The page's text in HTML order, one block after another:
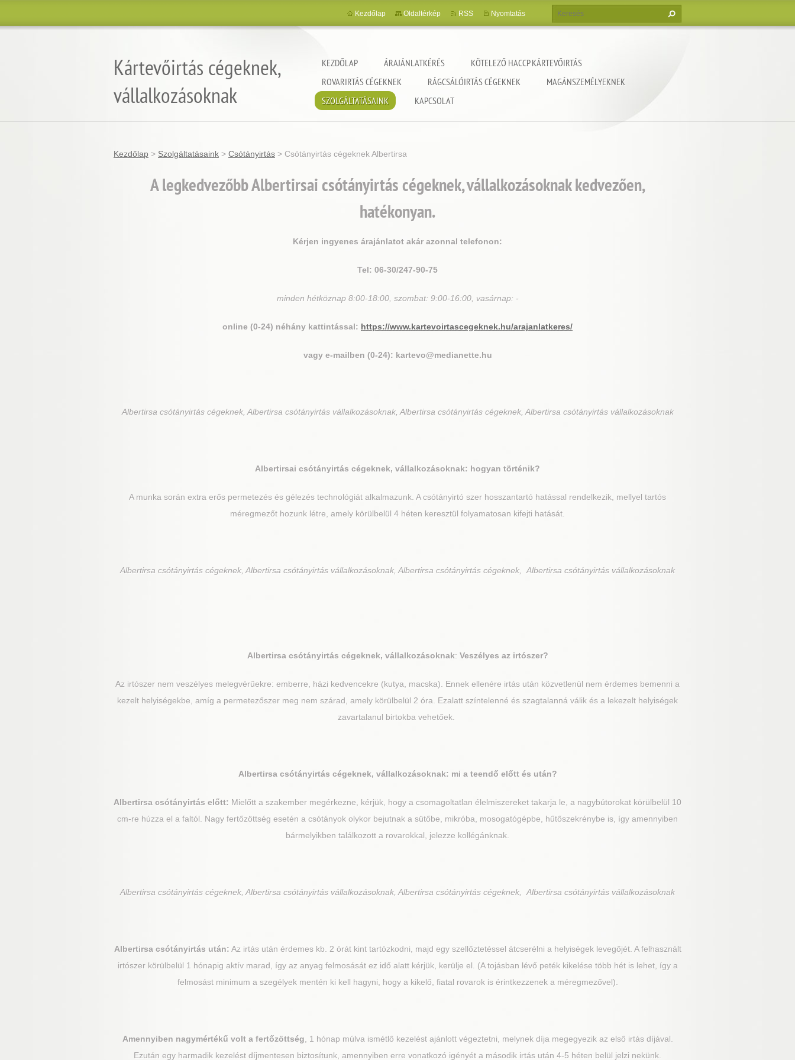
Kártevőirtás cégeknek,
vállalkozásoknak
KEZDŐLAP ÁRAJÁNLATKÉRÉS
KÖTELEZŐ HACCP KÁRTEVŐIRTÁS
ROVARIRTÁS CÉGEKNEK
RÁGCSÁLÓIRTÁS CÉGEKNEK
MAGÁNSZEMÉLYEKNEK
SZOLGÁLTATÁSAINK
KAPCSOLAT
Kezdőlap Oldaltérkép RSS Nyomtatás
Kezdőlap > Szolgáltatásaink > Csótányirtás > Csótányirtás cégeknek Albertirsa
A legkedvezőbb Albertirsai csótányirtás cégeknek, vállalkozásoknak kedvezően,
hatékonyan.
Kérjen ingyenes árajánlatot akár azonnal telefonon:
Tel: 06-30/247-90-75
minden hétköznap 8:00-18:00, szombat: 9:00-16:00, vasárnap: -
online (0-24) néhány kattintással: https://www.kartevoirtascegeknek.hu/arajanlatkeres/
vagy e-mailben (0-24): kartevo@medianette.hu
Albertirsa csótányirtás cégeknek, Albertirsa csótányirtás vállalkozásoknak, Albertirsa csótányirtás cégeknek, Albertirsa csótányirtás vállalkozásoknak
Albertirsai csótányirtás cégeknek, vállalkozásoknak: hogyan történik?
A munka során extra erős permetezés és gélezés technológiát alkalmazunk. A csótányirtó szer hosszantartó hatással rendelkezik, mellyel tartós
méregmezőt hozunk létre, amely körülbelül 4 héten keresztül folyamatosan kifejti hatását.
Albertirsa csótányirtás cégeknek, Albertirsa csótányirtás vállalkozásoknak, Albertirsa csótányirtás cégeknek, Albertirsa csótányirtás vállalkozásoknak
Albertirsacsótányirtás cégeknek, vállalkozásoknak: Veszélyes az irtószer?
Az irtószer nem veszélyes melegvérűekre: emberre, házi kedvencekre (kutya, macska). Ennek ellenére irtás után közvetlenül nem érdemes bemenni a
kezelt helyiségekbe, amíg a permetezőszer meg nem szárad, amely körülbelül 2 óra. Ezalatt színtelenné és szagtalanná válik és a lekezelt helyiségek
zavartalanul birtokba vehetőek.
Albertirsacsótányirtás cégeknek, vállalkozásoknak: mi a teendő előtt és után?
Albertirsa csótányirtás előtt: Mielőtt a szakember megérkezne, kérjük, hogy a csomagoltatlan élelmiszereket takarja le, a nagybútorokat körülbelül 10
cm-re húzza el a faltól. Nagy fertőzöttség esetén a csótányok olykor bejutnak a sütőbe, mikróba, mosogatógépbe, hűtőszekrénybe is, így amennyiben
bármelyikben találkozott a rovarokkal, jelezze kollégánknak.
Albertirsa csótányirtás cégeknek, Albertirsa csótányirtás vállalkozásoknak, Albertirsa csótányirtás cégeknek, Albertirsa csótányirtás vállalkozásoknak
Albertirsacsótányirtás után: Az irtás után érdemes kb. 2 órát kint tartózkodni, majd egy szellőztetéssel átcserélni a helyiségek levegőjét. A felhasznált
irtószer körülbelül 1 hónapig aktív marad, így az anyag felmosását ez idő alatt kérjük, kerülje el. (A tojásban lévő peték kikelése több hét is lehet, így a
felmosást minimum a szegélyek mentén ki kell hagyni, hogy a kikelő, fiatal rovarok is érintkezzenek a méregmezővel).
Amennyiben nagymértékű volt a fertőzöttség , 1 hónap múlva ismétlő kezelést ajánlott végeztetni, melynek díja megegyezik az első irtás díjával.
Ezután egy harmadik kezelést díjmentesen biztosítunk, amennyiben erre vonatkozó igényét a második irtás után 4-5 héten belül jelzi nekünk.